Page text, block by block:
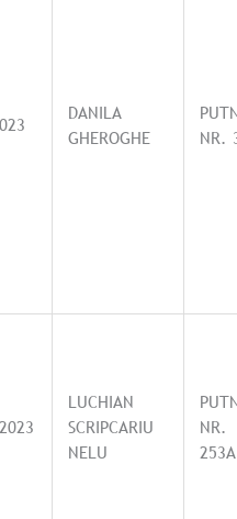
DANILA
GHEROGHE
NR.
LUCHIAN
SCRIPCARIU
NELU
NR.
253A